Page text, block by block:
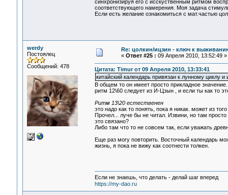
синхронизируя его с исскуственным ритмом
соответствующего намерения. Моя задача
Если есть желание ознакомиться с мат.частью
werdy
Постоялец
Сообщений: 478
Re: цолкин/ицзин - ключ к
« Ответ #25 : 09 Апреля 2010, 13:52:49 »
Цитата: Timur от 09 Апреля 2010, 13:33:41
китайский календарь привязан к лунному циклу
В общем то он имеет просто прикладное значение.
ритм 12\60 следует из И-Цзын , и если ты как то
Ритм 13\20 естественен
это надо как то понять, пока я никак. может из
Прочел... луче бы не читал. Извини, но там
это связано?
Либо там что то не совсем так, если уважать
Еще раз могу повторить. Восточный календарь
жизнь, я пока не вижу как соотнести толкен.
Если не знаешь, что делать - делай шаг вперед
https://my-dao.ru